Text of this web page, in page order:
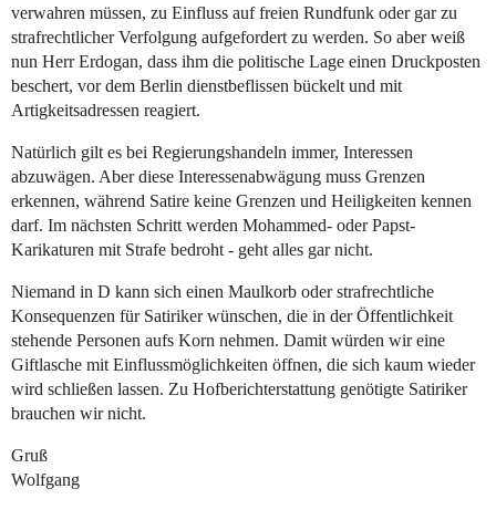
verwahren müssen, zu Einfluss auf freien Rundfunk oder gar zu
strafrechtlicher Verfolgung aufgefordert zu werden. So aber weiß
nun Herr Erdogan, dass ihm die politische Lage einen Druckposten
beschert, vor dem Berlin dienstbeflissen bückelt und mit
Artigkeitsadressen reagiert.
Natürlich gilt es bei Regierungshandeln immer, Interessen
abzuwägen. Aber diese Interessenabwägung muss Grenzen
erkennen, während Satire keine Grenzen und Heiligkeiten kennen
darf. Im nächsten Schritt werden Mohammed- oder Papst-
Karikaturen mit Strafe bedroht - geht alles gar nicht.
Niemand in D kann sich einen Maulkorb oder strafrechtliche
Konsequenzen für Satiriker wünschen, die in der Öffentlichkeit
stehende Personen aufs Korn nehmen. Damit würden wir eine
Giftlasche mit Einflussmöglichkeiten öffnen, die sich kaum wieder
wird schließen lassen. Zu Hofberichterstattung genötigte Satiriker
brauchen wir nicht.
Gruß
Wolfgang